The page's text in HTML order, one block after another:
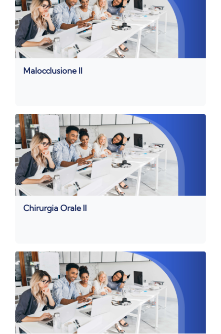
Malocclusione II
Chirurgia Orale II